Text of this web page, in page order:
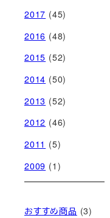
2017 (45)
2016 (48)
2015 (52)
2014 (50)
2013 (52)
2012 (46)
2011 (5)
2009 (1)
おすすめ商品 (3)